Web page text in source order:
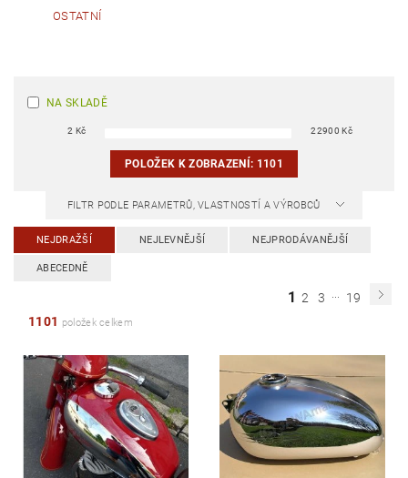
OSTATNÍ
NA SKLADĚ
2 Kč 22900 Kč
POLOŽEK K ZOBRAZENÍ: 1101
FILTR PODLE PARAMETRŮ, VLASTNOSTÍ A VÝROBCŮ
NEJDRAŽŠÍ NEJLEVNĚJŠÍ NEJPRODÁVANĚJŠÍ
ABECEDNĚ
1 2 3 ... 19
1101 položek celkem